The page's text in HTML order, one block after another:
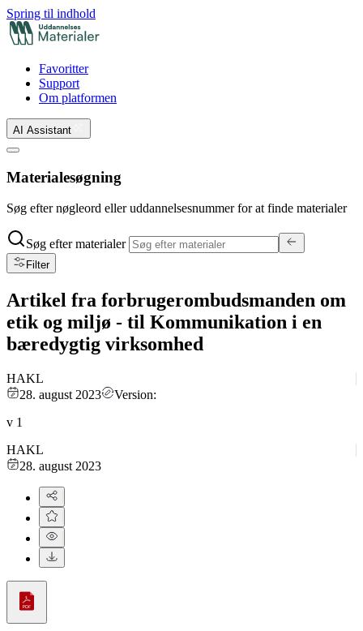
Spring til indhold
Favoritter
Support
Om platformen
AI Assistant
Materialesøgning
Søg efter nøgleord eller uddannelsesnummer for at finde materialer
Søg efter materialer
Filter
Artikel fra forbrugerombudsmanden om
etik og miljø - til Kommunikation i en
bæredygtig virksomhed
HAKL
28. august 2023
Version:
v 1
HAKL
28. august 2023